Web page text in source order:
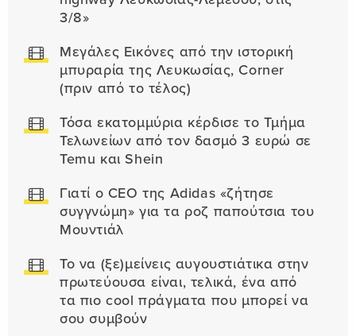
3/8»
Μεγάλες Εικόνες από την ιστορική
μπυραρία της Λευκωσίας, Corner
(πριν από το τέλος)
Τόσα εκατομμύρια κέρδισε το Τμήμα
Τελωνείων από τον δασμό 3 ευρώ σε
Temu και Shein
Γιατί ο CEO της Adidas «ζήτησε
συγγνώμη» για τα ροζ παπούτσια του
Μουντιάλ
Το να (ξε)μείνεις αυγουστιάτικα στην
πρωτεύουσα είναι, τελικά, ένα από
τα πιο cool πράγματα που μπορεί να
σου συμβούν